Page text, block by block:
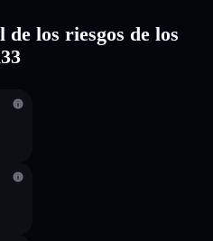
los riesgos de los